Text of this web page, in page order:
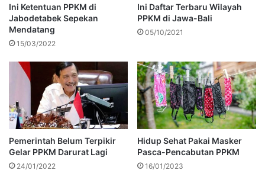
Ini Ketentuan PPKM di
Jabodetabek Sepekan
Mendatang
15/03/2022
Ini Daftar Terbaru Wilayah
PPKM di Jawa-Bali
05/10/2021
Pemerintah Belum Terpikir
Gelar PPKM Darurat Lagi
24/01/2022
Hidup Sehat Pakai Masker
Pasca-Pencabutan PPKM
16/01/2023